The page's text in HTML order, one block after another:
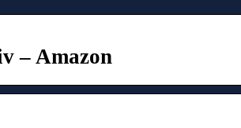
– Amazon